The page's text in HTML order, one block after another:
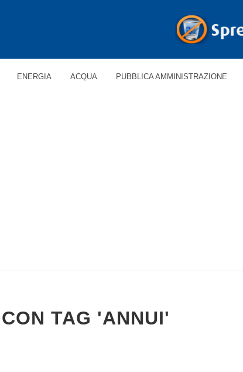
ENERGIA ACQUA PUBBLICA AMMINISTRAZIONE
TAG 'ANNUI'